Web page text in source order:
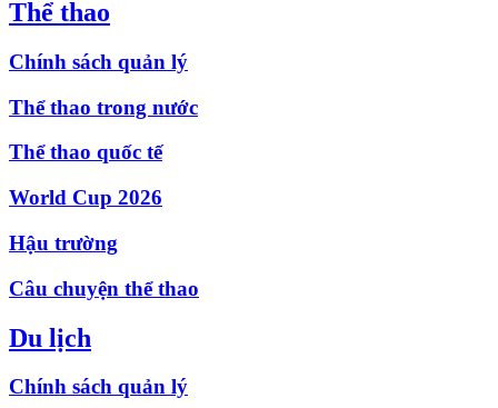
Thể thao
Chính sách quản lý
Thể thao trong nước
Thể thao quốc tế
World Cup 2026
Hậu trường
Câu chuyện thể thao
Du lịch
Chính sách quản lý